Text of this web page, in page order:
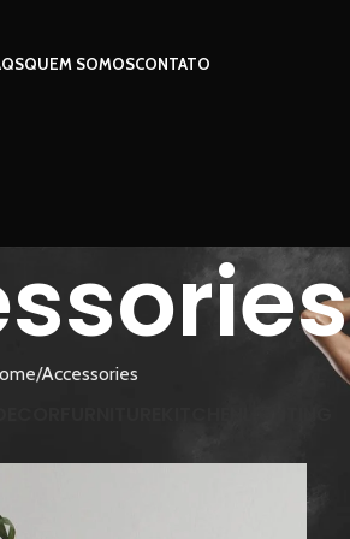
QUEM SOMOSCONTATO
Accessories